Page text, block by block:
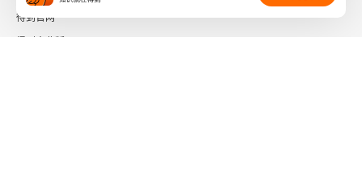
得到官网